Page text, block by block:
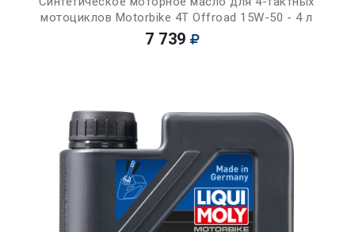
мотоциклов Motorbike 4T Offroad 15W-50 - 4 л
7 739